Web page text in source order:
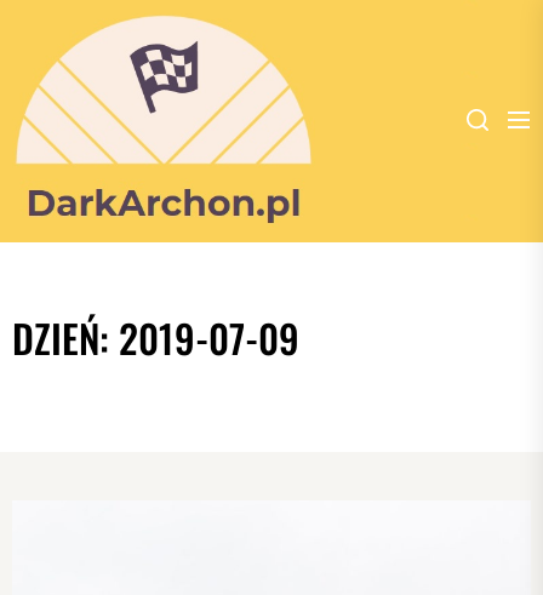
Dark
portal
poświęcony
DZIEŃ: 2019-07-09